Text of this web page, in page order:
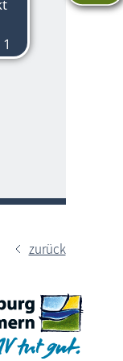
zurück